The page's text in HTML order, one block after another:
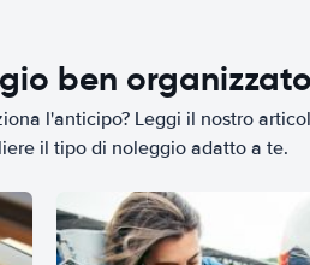
ben organizzato
l'anticipo? Leggi il nostro
il tipo di noleggio adatto a te.